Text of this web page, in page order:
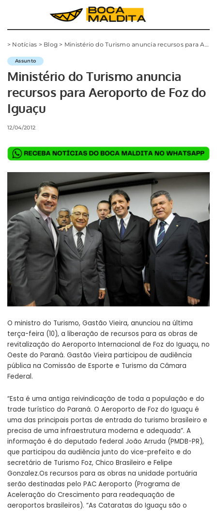
> Notícias > Blog > Ministério do Turismo anuncia recursos para Aeroporto de Foz do Iguaçu
Assunto
Ministério do Turismo anuncia
recursos para Aeroporto de Foz do
Iguaçu
12/04/2012
O ministro do Turismo, Gastão Vieira, anunciou na última
terça-feira (10), a liberação de recursos para as obras de
revitalização do Aeroporto Internacional de Foz do Iguaçu, no
Oeste do Paraná. Gastão Vieira participou de audiência
pública na Comissão de Esporte e Turismo da Câmara
Federal.
“Esta é uma antiga reivindicação de toda a população e do
trade turístico do Paraná. O Aeroporto de Foz do Iguaçu é
uma das principais portas de entrada do turismo brasileiro e
precisa de uma infraestrutura moderna e adequada”. A
informação é do deputado federal João Arruda (PMDB-PR),
que participou da audiência junto do vice-prefeito e do
secretário de Turismo Foz, Chico Brasileiro e Felipe
Gonzalez.Os recursos para as obras na unidade portuária
serão destinadas pelo PAC Aeroporto (Programa de
Aceleração do Crescimento para readequação de
aeroportos brasileiros). “As Cataratas do Iguaçu são o